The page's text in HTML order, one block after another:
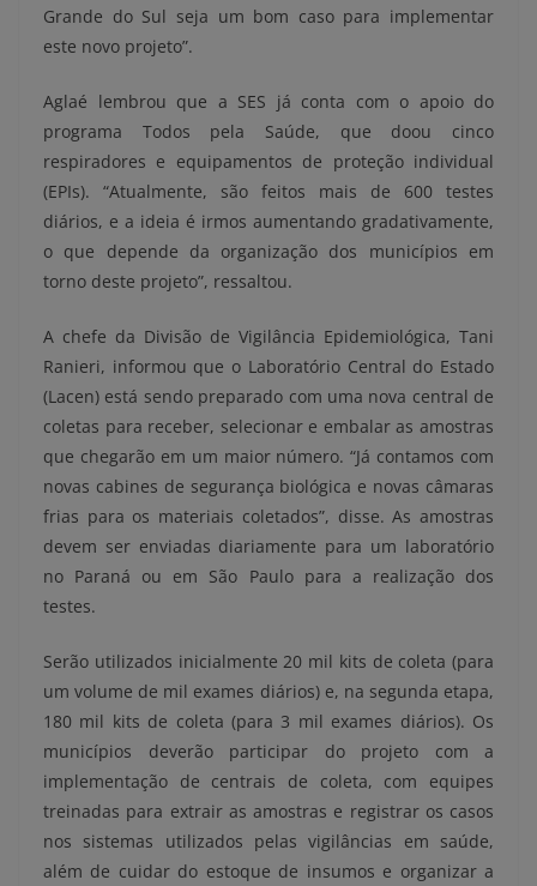
Grande do Sul seja um bom caso para implementar
este novo projeto”.
Aglaé lembrou que a SES já conta com o apoio do
programa Todos pela Saúde, que doou cinco
respiradores e equipamentos de proteção individual
(EPIs). “Atualmente, são feitos mais de 600 testes
diários, e a ideia é irmos aumentando gradativamente,
o que depende da organização dos municípios em
torno deste projeto”, ressaltou.
A chefe da Divisão de Vigilância Epidemiológica, Tani
Ranieri, informou que o Laboratório Central do Estado
(Lacen) está sendo preparado com uma nova central de
coletas para receber, selecionar e embalar as amostras
que chegarão em um maior número. “Já contamos com
novas cabines de segurança biológica e novas câmaras
frias para os materiais coletados”, disse. As amostras
devem ser enviadas diariamente para um laboratório
no Paraná ou em São Paulo para a realização dos
testes.
Serão utilizados inicialmente 20 mil kits de coleta (para
um volume de mil exames diários) e, na segunda etapa,
180 mil kits de coleta (para 3 mil exames diários). Os
municípios deverão participar do projeto com a
implementação de centrais de coleta, com equipes
treinadas para extrair as amostras e registrar os casos
nos sistemas utilizados pelas vigilâncias em saúde,
além de cuidar do estoque de insumos e organizar a